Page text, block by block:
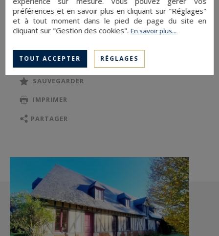
Au rez-de-chaussée : une entrée desservant un
vaste salon/séjour d’environ 70 m2 avec
cheminée insert, une cuisine dinatoire aménagée
et équipée, une buanderie, deux chambres et
une salle d’eau.
Au premier étage : une pièce palière desservant
deux chambres, une salle d’eau séparée et une
seconde suite parentale avec salle d’eau.
garage, une pièce de stockage et une pièce
réserve d’eau.
Environnement calme et privilégié. La propriété
est confortable et spacieuse avec des
prestations de qualité. À découvrir rapidement …
SAUVEGARDER
IMPRIMER
PARTAGER
préférences et en savoir plus en cliquant sur "Réglages"
et à tout moment dans le pied de page du site en
cliquant sur "Gestion des cookies".En savoir plus...
TOUT ACCEPTER RÉGLAGES